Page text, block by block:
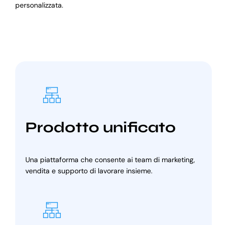
personalizzata.
Prodotto unificato
Una piattaforma che consente ai team di marketing,
vendita e supporto di lavorare insieme.